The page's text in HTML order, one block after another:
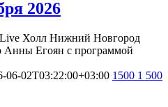
2026
Холл Нижний Новгород
Анны Егоян с программой
06-02T03:22:00+03:00 1500 1 500